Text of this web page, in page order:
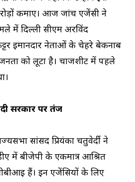
कमाए। आज जांच एजेंसी ने
में दिल्ली सीएम अरविंद
ईमानदार नेताओं के चेहरे बेकनाब
जनता को लूटा है। चार्जशीट में पहले
सरकार पर तंज
सांसद प्रियंका चतुवेर्दी ने
में बीजेपी के एकमात्र आश्रित
हैं। इन एजेंसियों के लिए